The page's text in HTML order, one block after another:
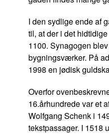
I den sydlige ende af
til, at der i det
1100. Synagogen
bygningsværker. På
1998 en jødisk
Overfor
16.århundrede var et
Wolfgang Schenk i
tekstpassager. I 1518